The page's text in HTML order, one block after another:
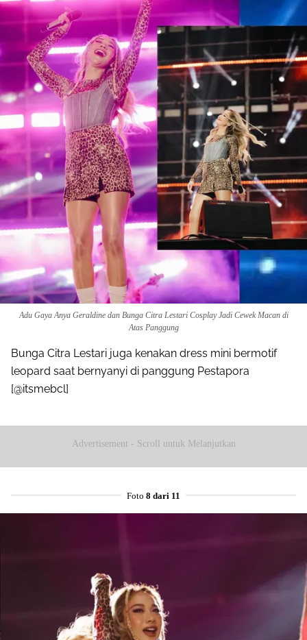
Adu Gaya Anya Geraldine dan Bunga Citra Lestari Cosplay Jadi Cewek Macan di
Atas Panggung
Bunga Citra Lestari juga kenakan dress mini bermotif
leopard saat bernyanyi di panggung Pestapora
[@itsmebcl]
Advertisement - Scroll untuk Melanjutkan
Foto 8 dari 11
Share to others
Pinterest
Mail